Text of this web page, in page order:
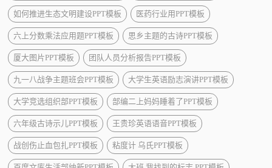
如何推进生态文明建设PPT模板 医药行业用PPT模板
六上分数乘法应用题PPT模板 思乡主题的古诗PPT模板
厦大图片PPT模板 团队人员分析报告PPT模板
九一八战争主题班会PPT模板 大学生英语励志演讲PPT模板
大学竞选组织部PPT模板 部编二上妈妈睡着了PPT模板
六年级古诗示儿PPT模板 王贵珍英语语音PPT模板
战创伤止血包扎PPT模板 粘度计 乌氏PPT模板